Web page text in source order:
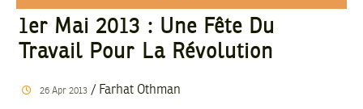
1er Mai 2013 : Une Fête Du
Travail Pour La Révolution
26 Apr 2013/ Farhat Othman